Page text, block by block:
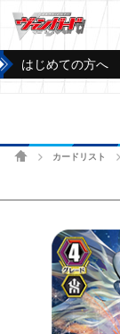
はじめての方へ
ホームカードリスト